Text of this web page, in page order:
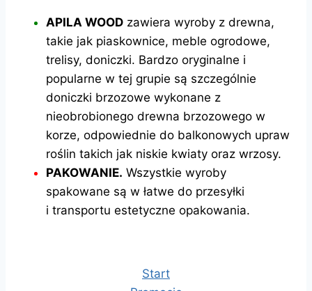
APILA WOOD zawiera wyroby z drewna,
takie jak piaskownice, meble ogrodowe,
trelisy, doniczki. Bardzo oryginalne i
popularne w tej grupie są szczególnie
doniczki brzozowe wykonane z
nieobrobionego drewna brzozowego w
korze, odpowiednie do balkonowych upraw
roślin takich jak niskie kwiaty oraz wrzosy.
PAKOWANIE. Wszystkie wyroby
spakowane są w łatwe do przesyłki
i transportu estetyczne opakowania.
Start